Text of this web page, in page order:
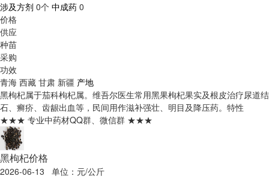
涉及方剂 0个 中成药 0
价格
供应
种苗
采购
功效
青海 西藏 甘肃 新疆 产地
黑枸杞属于茄科枸杞属。维吾尔医生常用黑果枸杞果实及根皮治疗尿道结
石、癣疥、齿龈出血等，民间用作滋补强壮、明目及降压药。 特性
★★★ 专业中药材QQ群、微信群 ★★★
黑枸杞价格
2026-06-13 单位：元/公斤